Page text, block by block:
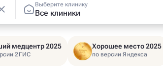
Выберите клинику
Все клиники
медцентр 2025
2ГИС
Хорошее место 2025
по версии Яндекса